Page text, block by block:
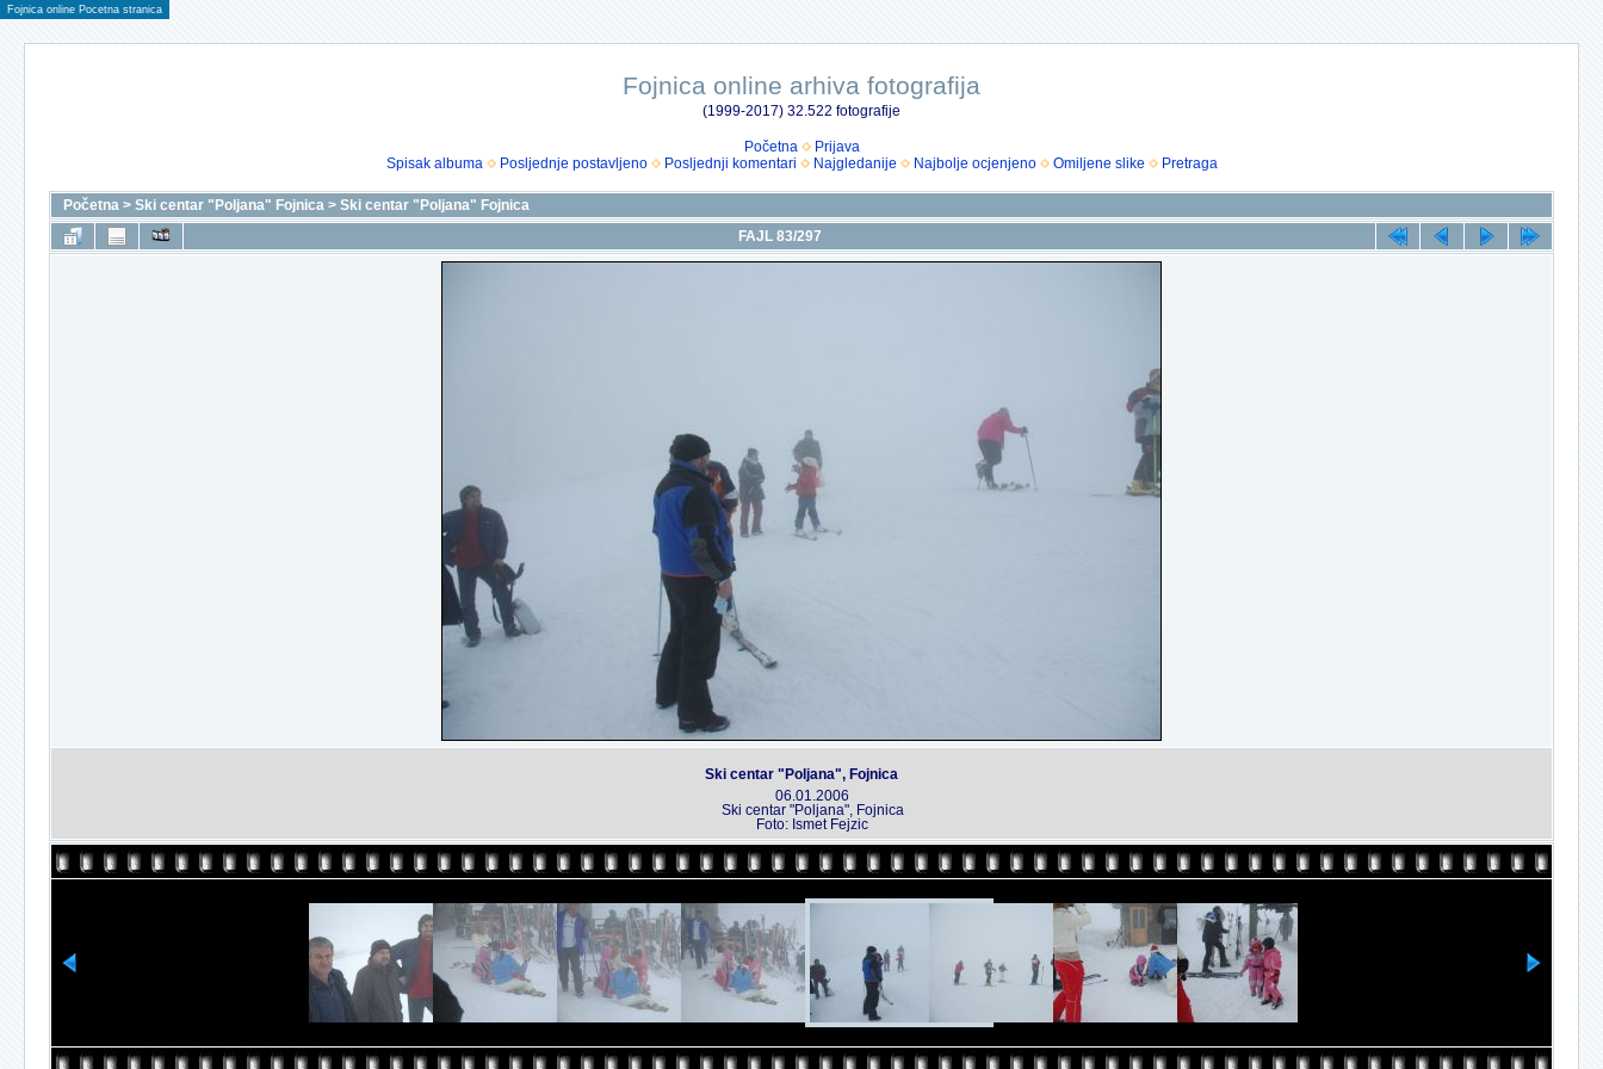
Fojnica online Pocetna stranica
Fojnica online arhiva fotografija
(1999-2017) 32.522 fotografije
Početna
Prijava
Spisak albuma
Posljednje postavljeno Posljednji komentari Najgledanije Najbolje ocjenjeno Omiljene slike Pretraga
Početna > Ski centar "Poljana" Fojnica > Ski centar "Poljana" Fojnica
FAJL 83/297
Ski centar "Poljana", Fojnica
06.01.2006
Ski centar "Poljana", Fojnica
Foto: Ismet Fejzic